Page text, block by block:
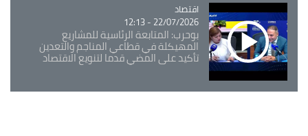
Catégorie
اقتصاد
22/07/2026 - 12:13
بوحرب: المتابعة الرئاسية للمشاريع
المهيكلة في قطاعي المناجم والتعدين
تأكيد على المضي قدما لتنويع الاقتصاد